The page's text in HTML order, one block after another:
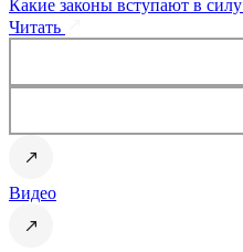
Какие законы вступают в
Читать
Видео